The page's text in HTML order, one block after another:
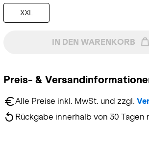
XXL
IN DEN WARENKORB
Preis- &
Alle Preise inkl. MwSt. und zzgl.
Rückgabe innerhalb von 30 Tagen